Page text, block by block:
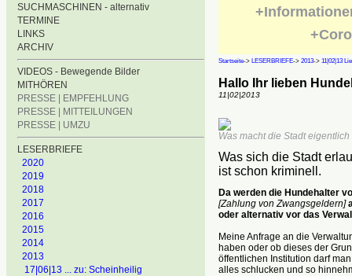
SUCHMASCHINEN - alternativ
TERMINE
LINKS
ARCHIV
VIDEOS - Bewegende Bilder
MITHÖREN
PRESSE | EMPFEHLUNG
PRESSE | MITTEILUNGEN
PRESSE | UMZU
LESERBRIEFE
2020
2019
2018
2017
2016
2015
2014
2013
17|06|13 ... zu: Scheinheilig
Startseite-> LESERBRIEFE-> 2013-> 11|02|13
Hallo Ihr lieben
11|02|2013
Was macht die Stadt
Was sich die Stadt
ist schon kriminell.
Da werden die Hundehalter
[Zahlung von Zwangsgeldern]
oder alternativ vor das
Meine Anfrage an die
haben oder ob dieses der
öffentlichen Institution darf
alles schlucken und so